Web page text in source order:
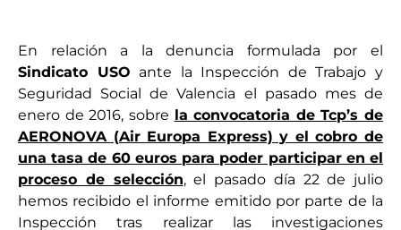
En relación a la denuncia formulada por el
Sindicato USO ante la Inspección de Trabajo y
Seguridad Social de Valencia el pasado mes de
enero de 2016, sobre la convocatoria de Tcp’s de
AERONOVA (Air Europa Express) y el cobro de
una tasa de 60 euros para poder participar en el
proceso de selección, el pasado día 22 de julio
hemos recibido el informe emitido por parte de la
Inspección tras realizar las investigaciones